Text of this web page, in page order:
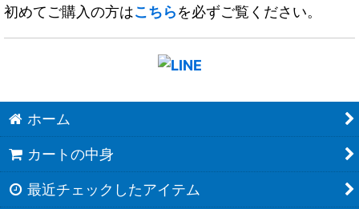
初めてご購入の方はこちらを必ずご覧ください。
ホーム
カートの中身
最近チェックしたアイテム